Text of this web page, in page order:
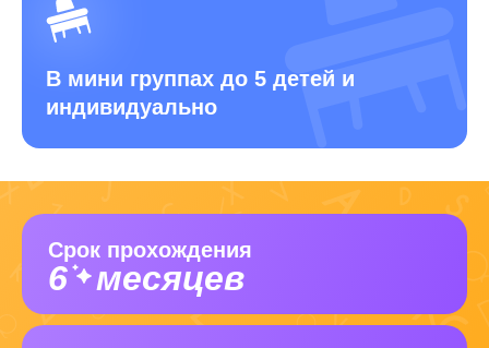
В мини группах до 5 детей и
индивидуально
Срок прохождения
6 месяцев